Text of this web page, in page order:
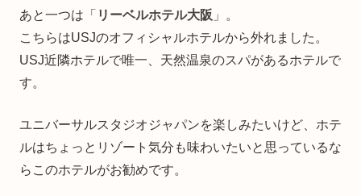
あと一つは「 リーベルホテル大阪 」。
こちらはUSJのオフィシャルホテルから外れました。
USJ近隣ホテルで唯一、天然温泉のスパがあるホテルで
す。
ユニバーサルスタジオジャパンを楽しみたいけど、ホテ
ルはちょっとリゾート気分も味わいたいと思っているな
らこのホテルがお勧めです。